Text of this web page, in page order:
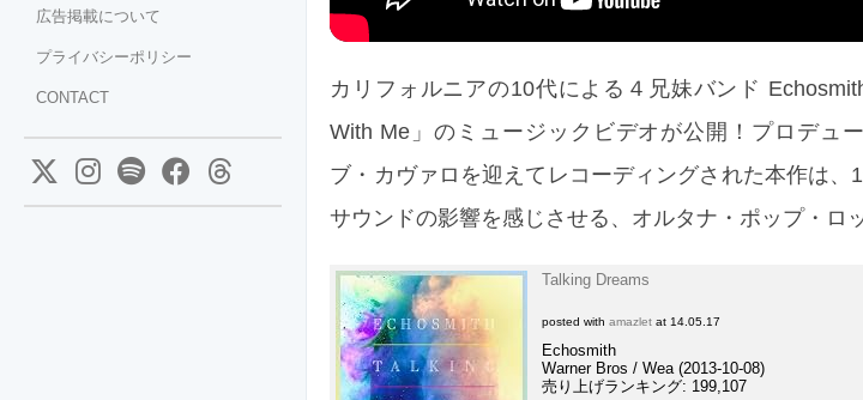
広告掲載について
プライバシーポリシー
CONTACT
カリフォルニアの10代による４兄妹バンド
With Me」のミュージックビデオが公開！プロデュ
ブ・カヴァロを迎えてレコーディングされた本作は、
サウンドの影響を感じさせる、オルタナ・ポップ・ロ
Talking Dreams
posted withamazlet at 14.05.17
Echosmith
Warner Bros / Wea (2013-10-08)
売り上げランキング: 199,107